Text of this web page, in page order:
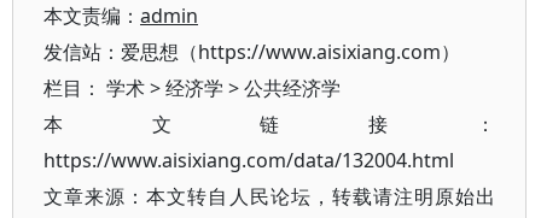
本文责编： admin
发信站：爱思想（https://www.aisixiang.com）
栏目： 学术>经济学 >公共经济学
本文链接：
https://www.aisixiang.com/data/132004.html
文章来源：本文转自人民论坛，转载请注明原始出